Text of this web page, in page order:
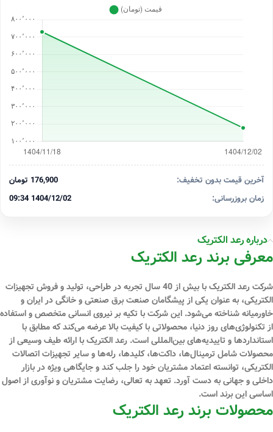
آخرین قیمت بدون تخفیف:
176,900 تومان
زمان بروزرسانی:
1404/12/02 09:34
درباره رعد الکتریک
معرفی برند رعد الکتریک
شرکت رعد الکتریک با بیش از 40 سال تجربه در طراحی، تولید و فروش تجهیزات
الکتریکی، به عنوان یکی از پیشگامان صنعت برق صنعتی و خانگی در ایران و
خاورمیانه شناخته می‌شود. این شرکت با تکیه بر نیروی انسانی متخصص و استفاده
از تکنولوژی‌های روز دنیا، محصولاتی با کیفیت بالا عرضه می‌کند که مطابق با
استانداردها و تاییدیه‌های بین‌المللی است. رعد الکتریک با ارائه طیف وسیعی از
محصولات شامل ترمینال‌ها، داکت‌ها، کلیدها، رله‌ها و سایر تجهیزات اتصالات
الکتریکی، توانسته اعتماد مشتریان خود را جلب کند و جایگاهی ویژه در بازار
داخلی و جهانی به دست آورد. تعهد به تعالی، رضایت مشتریان و نوآوری از اصول
اساسی این برند است.
محصولات برند رعد الکتریک